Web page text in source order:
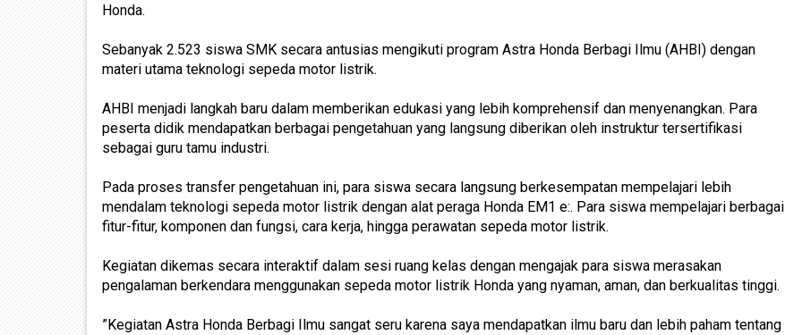
Honda.
Sebanyak 2.523 siswa SMK secara antusias mengikuti program Astra Honda Berbagi Ilmu (AHBI) dengan
materi utama teknologi sepeda motor listrik.
AHBI menjadi langkah baru dalam memberikan edukasi yang lebih komprehensif dan menyenangkan. Para
peserta didik mendapatkan berbagai pengetahuan yang langsung diberikan oleh instruktur tersertifikasi
sebagai guru tamu industri.
Pada proses transfer pengetahuan ini, para siswa secara langsung berkesempatan mempelajari lebih
mendalam teknologi sepeda motor listrik dengan alat peraga Honda EM1 e:. Para siswa mempelajari berbagai
fitur-fitur, komponen dan fungsi, cara kerja, hingga perawatan sepeda motor listrik.
Kegiatan dikemas secara interaktif dalam sesi ruang kelas dengan mengajak para siswa merasakan
pengalaman berkendara menggunakan sepeda motor listrik Honda yang nyaman, aman, dan berkualitas tinggi.
”Kegiatan Astra Honda Berbagi Ilmu sangat seru karena saya mendapatkan ilmu baru dan lebih paham tentang